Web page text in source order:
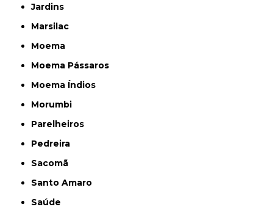
Jardins
Marsilac
Moema
Moema Pássaros
Moema Índios
Morumbi
Parelheiros
Pedreira
Sacomã
Santo Amaro
Saúde